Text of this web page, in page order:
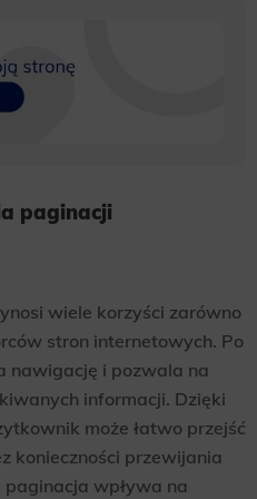
paginacji
wiele korzyści zarówno
stron internetowych. Po
nawigację i pozwala na
informacji. Dzięki
może łatwo przejść
konieczności przewijania
paginacja wpływa na